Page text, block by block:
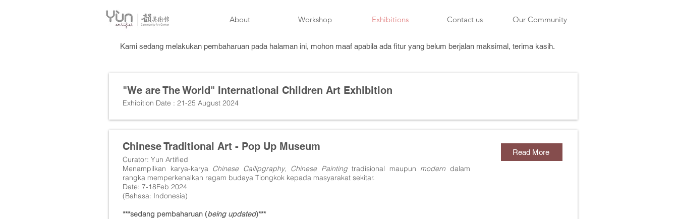
About Workshop Exhibitions Contact us Our Community
Kami sedang melakukan pembaharuan pada halaman ini, mohon maaf apabila ada fitur yang belum berjalan maksimal, terima kasih.
"We are The World" International Children Art Exhibition
Exhibition Date : 21-25 August 2024
Chinese Traditional Art - Pop Up Museum
Curator: Yun Artified
Menampilkan karya-karya Chinese Callipgraphy, Chinese Paintingtradisional maupun moderndalam
rangka memperkenalkan ragam budaya Tiongkok kepada masyarakat sekitar.
Date: 7-18Feb 2024
(Bahasa: Indonesia)
***sedang pembaharuan (being updated)***
Read More